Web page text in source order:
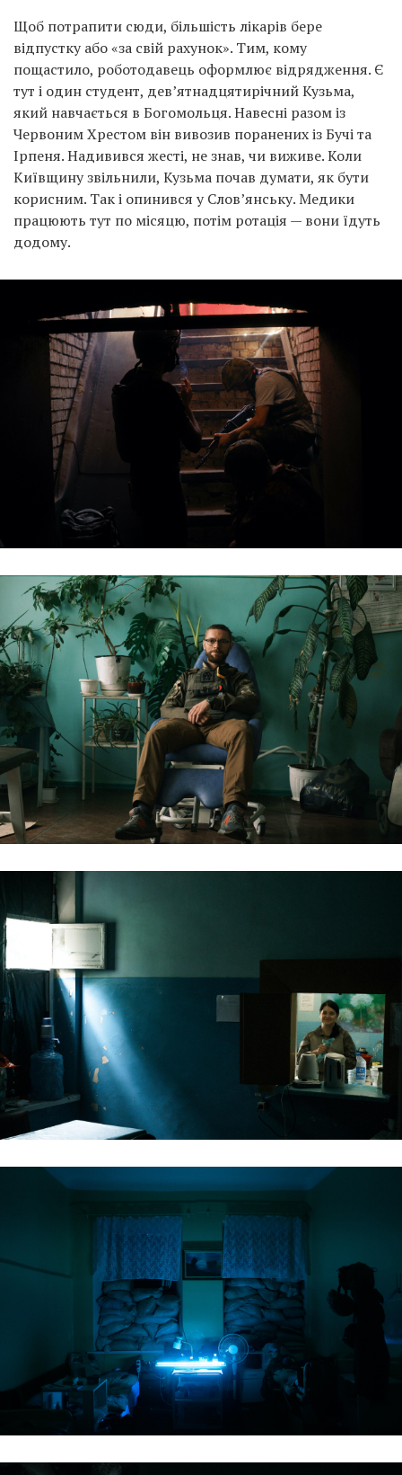
Щоб потрапити сюди, більшість лікарів бере
відпустку або «за свій рахунок». Тим, кому
пощастило, роботодавець оформлює відрядження. Є
тут і один студент, дев’ятнадцятирічний Кузьма,
який навчається в Богомольця. Навесні разом із
Червоним Хрестом він вивозив поранених із Бучі та
Ірпеня. Надивився жесті, не знав, чи виживе. Коли
Київщину звільнили, Кузьма почав думати, як бути
корисним. Так і опинився у Слов’янську. Медики
працюють тут по місяцю, потім ротація — вони їдуть
додому.